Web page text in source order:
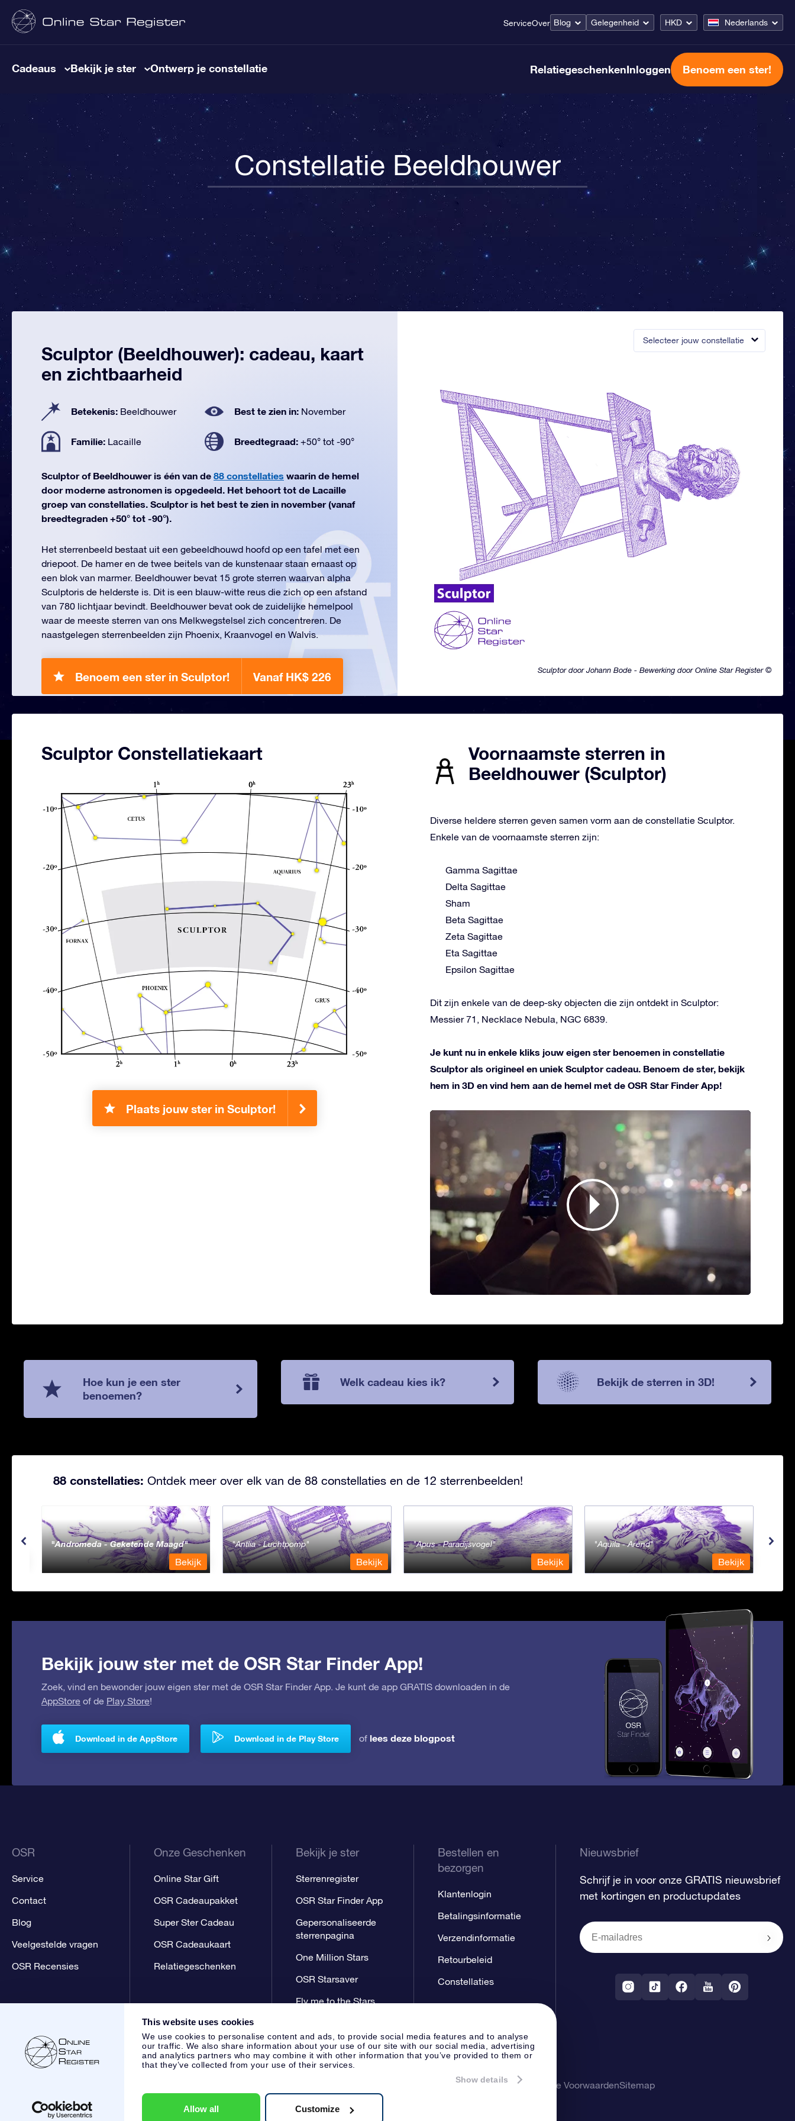
This website uses cookies
We use cookies to personalise content and ads, to provide social media features and to analyse
our traffic. We also share information about your use of our site with our social media, advertising
and analytics partners who may combine it with other information that you’ve provided to them or
that they’ve collected from your use of their services.
Show details
Allow all Customize
ServiceOver Blog Gelegenheid HKD Nederlands
Cadeaus Bekijk je ster Ontwerp je constellatie RelatiegeschenkenInloggen Benoem een ster!
Constellatie Beeldhouwer
Selecteer jouw constellatie
Sculptor door Johann Bode - Bewerking door Online Star Register ©
Sculptor (Beeldhouwer): cadeau, kaart
en zichtbaarheid
Betekenis: Beeldhouwer Best te zien in: November
Familie: Lacaille Breedtegraad: +50° tot -90°
Sculptor of Beeldhouwer is één van de 88 constellaties waarin de hemel
door moderne astronomen is opgedeeld. Het behoort tot de Lacaille
groep van constellaties. Sculptor is het best te zien in november (vanaf
breedtegraden +50° tot -90°).
Het sterrenbeeld bestaat uit een gebeeldhouwd hoofd op een tafel met een
driepoot. De hamer en de twee beitels van de kunstenaar staan ernaast op
een blok van marmer. Beeldhouwer bevat 15 grote sterren waarvan alpha
Sculptoris de helderste is. Dit is een blauw-witte reus die zich op een afstand
van 780 lichtjaar bevindt. Beeldhouwer bevat ook de zuidelijke hemelpool
waar de meeste sterren van ons Melkwegstelsel zich concentreren. De
naastgelegen sterrenbeelden zijn Phoenix, Kraanvogel en Walvis.
Benoem een ster in Sculptor! Vanaf HK$ 226
Sculptor Constellatiekaart
Plaats jouw ster in Sculptor!
Voornaamste sterren in
Beeldhouwer (Sculptor)
Diverse heldere sterren geven samen vorm aan de constellatie Sculptor.
Enkele van de voornaamste sterren zijn:
Gamma Sagittae
Delta Sagittae
Sham
Beta Sagittae
Zeta Sagittae
Eta Sagittae
Epsilon Sagittae
Dit zijn enkele van de deep-sky objecten die zijn ontdekt in Sculptor:
Messier 71, Necklace Nebula, NGC 6839.
Je kunt nu in enkele kliks jouw eigen ster benoemen in constellatie
Sculptor als origineel en uniek Sculptor cadeau. Benoem de ster, bekijk
hem in 3D en vind hem aan de hemel met de OSR Star Finder App!
Hoe kun je een ster
benoemen?
Welk cadeau kies ik? Bekijk de sterren in 3D!
88 constellaties: Ontdek meer over elk van de 88 constellaties en de 12 sterrenbeelden!
Andromeda - Geketende Maagd
Bekijk
Antlia - Luchtpomp
Bekijk
Apus - Paradijsvogel
Bekijk
Aquila - Arend
Bekijk
Bekijk jouw ster met de OSR Star Finder App!
Zoek, vind en bewonder jouw eigen ster met de OSR Star Finder App. Je kunt de app GRATIS downloaden in de
AppStore of de Play Store!
Download in de AppStore Download in de Play Store of lees deze blogpost
OSR
Service
Contact
Blog
Veelgestelde vragen
OSR Recensies
Onze Geschenken
Online Star Gift
OSR Cadeaupakket
Super Ster Cadeau
OSR Cadeaukaart
Relatiegeschenken
Bekijk je ster
Sterrenregister
OSR Star Finder App
Gepersonaliseerde
sterrenpagina
One Million Stars
OSR Starsaver
Fly me to the Stars
Bestellen en
bezorgen
Klantenlogin
Betalingsinformatie
Verzendinformatie
Retourbeleid
Constellaties
Nieuwsbrief
Schrijf je in voor onze GRATIS nieuwsbrief
met kortingen en productupdates
Klantenservice:help@osr.org KVK: 60333553, VAT: NL 8538.62.722B01
PrivacyverklaringAlgemene VoorwaardenSitemap